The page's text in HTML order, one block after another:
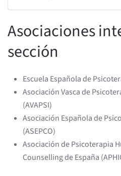
Asociaciones
sección
Escuela Española de
Asociación Vasca de
(AVAPSI)
Asociación Española de
(ASEPCO)
Asociación de Psicoterapia
Counselling de España